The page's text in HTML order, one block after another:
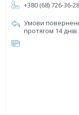
+380 (68) 726-36-28
протягом 14 днів